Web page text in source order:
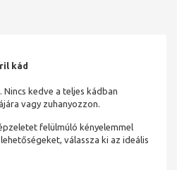
kád
kedve a teljes kádban
vagy zuhanyozzon.
felülmúló kényelemmel
válassza ki az ideális